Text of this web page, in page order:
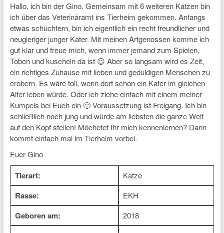
Hallo, ich bin der Gino. Gemeinsam mit 6 weiteren Katzen bin
ich über das Veterinäramt ins Tierheim gekommen. Anfangs
etwas schüchtern, bin ich eigentlich ein recht freundlicher und
neugieriger junger Kater. Mit meinen Artgenossen komme ich
gut klar und freue mich, wenn immer jemand zum Spielen,
Toben und kuscheln da ist 😉 Aber so langsam wird es Zeit,
ein richtiges Zuhause mit lieben und geduldigen Menschen zu
erobern. Es wäre toll, wenn dort schon ein Kater im gleichen
Alter leben würde. Oder ich ziehe einfach mit einem meiner
Kumpels bei Euch ein 🙂 Voraussetzung ist Freigang. Ich bin
schließlich noch jung und würde am liebsten die ganze Welt
auf den Kopf stellen! Möchetet Ihr mich kennenlernen? Dann
kommt einfach mal im Tierheim vorbei.
Euer Gino
Tierart: Katze
Rasse: EKH
Geboren am: 2018